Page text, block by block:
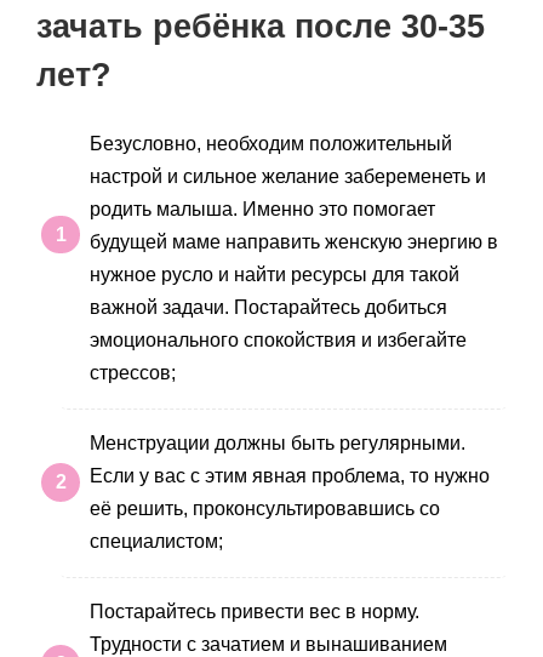
зачать ребёнка после 30-35
лет?
Безусловно, необходим положительный
настрой и сильное желание забеременеть и
родить малыша. Именно это помогает
будущей маме направить женскую энергию в
нужное русло и найти ресурсы для такой
важной задачи. Постарайтесь добиться
эмоционального спокойствия и избегайте
стрессов;
Менструации должны быть регулярными.
Если у вас с этим явная проблема, то нужно
её решить, проконсультировавшись со
специалистом;
Постарайтесь привести вес в норму.
Трудности с зачатием и вынашиванием